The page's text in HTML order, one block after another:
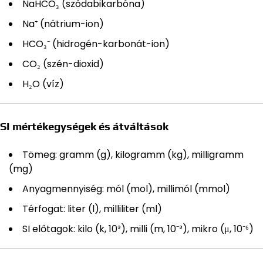
NaHCO₃ (szódabikarbóna)
Na⁺ (nátrium-ion)
HCO₃⁻ (hidrogén-karbonát-ion)
CO₂ (szén-dioxid)
H₂O (víz)
SI mértékegységek és átváltások
Tömeg: gramm (g), kilogramm (kg), milligramm
(mg)
Anyagmennyiség: mól (mol), millimól (mmol)
Térfogat: liter (l), milliliter (ml)
SI előtagok: kilo (k, 10³), milli (m, 10⁻³), mikro (μ, 10⁻⁶)